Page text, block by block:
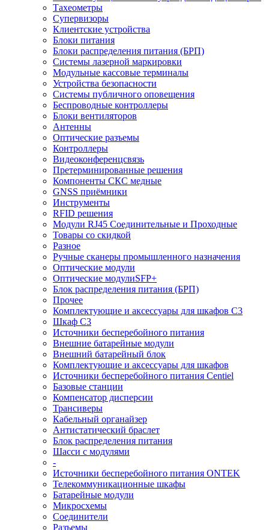
Тахеометры
Супервизоры
Клиентские устройства
Блоки питания
Блоки распределения питания (БРП)
Системы лазерной маркировки
Модульные кассовые терминалы
Устройства безопасности
Системы публичного оповещения
Беспроводные контроллеры
Блоки вентиляторов
Антенны
Оптические разъемы
Контроллеры
Видеоконференцсвязь
Претерминированные решения
Компоненты СКС медные
GNSS приёмники
Инструменты
RFID решения
Модули RJ45 Соединительные и Проходные
Товары со скидкой
Разное
Ручные сканеры промышленного назначения
Оптические модули
Оптические модулиSFP+
Блок распределения питания (БРП)
Прочее
Комплектующие и аксессуары для шкафов C3
Шкаф C3
Источники бесперебойного питания
Внешние батарейные модули
Внешний батарейный блок
Комплектующие и аксессуары для шкафов
Источники бесперебойного питания Centiel
Базовые станции
Компенсатор дисперсии
Трансиверы
Кабельный органайзер
Антистатический браслет
Блок распределения питания
Шасси с модулями
-
Источники бесперебойного питания ONTEK
Телекоммуникационные шкафы
Батарейные модули
Микросхемы
Соединители
Разъемы